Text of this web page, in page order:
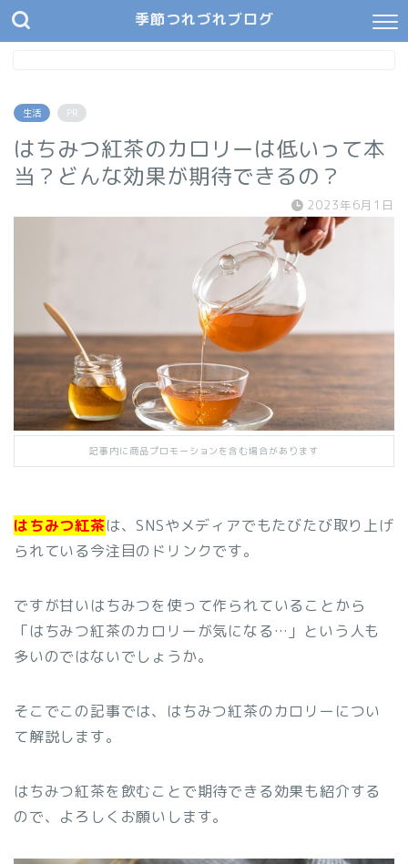
季節つれづれブログ
生活 PR
はちみつ紅茶のカロリーは低いって本
当？どんな効果が期待できるの？
2023年6月1日
記事内に商品プロモーションを含む場合があります
はちみつ紅茶は、SNSやメディアでもたびたび取り上げ
られている今注目のドリンクです。
ですが甘いはちみつを使って作られていることから
「はちみつ紅茶のカロリーが気になる…」という人も
多いのではないでしょうか。
そこでこの記事では、はちみつ紅茶のカロリーについ
て解説します。
はちみつ紅茶を飲むことで期待できる効果も紹介する
ので、よろしくお願いします。